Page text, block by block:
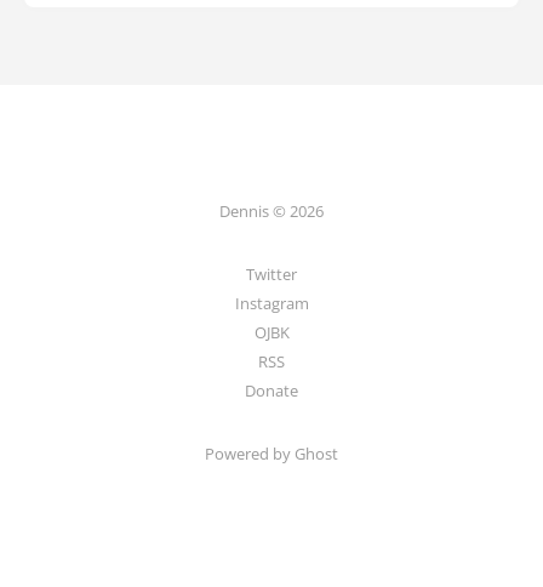
Dennis © 2026
Twitter
Instagram
OJBK
RSS
Donate
Powered by Ghost